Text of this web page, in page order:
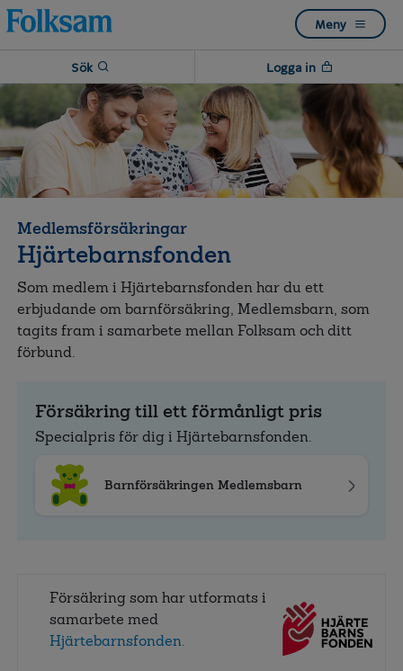
Till
navigation
Till
innehåll
Meny
Sök Logga in
Medlemsförsäkringar
Hjärtebarnsfonden
Som medlem i Hjärtebarnsfonden har du ett
erbjudande om barnförsäkring, Medlemsbarn, som
tagits fram i samarbete mellan Folksam och ditt
förbund.
Försäkring till ett förmånligt pris
Specialpris för dig i Hjärtebarnsfonden.
Barnförsäkringen Medlemsbarn
Försäkring som har utformats i
samarbete med
Hjärtebarnsfonden.